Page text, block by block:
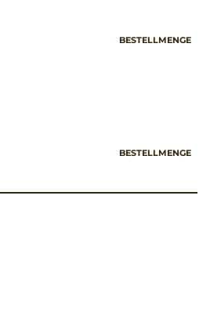
BESTELLMENGE
BESTELLMENGE